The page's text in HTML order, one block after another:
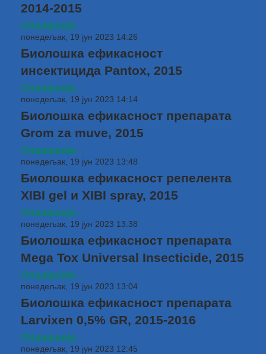
2014-2015
Опширније...
понедељак, 19 јун 2023 14:26
Биолошка ефикасност
инсектицида Pantox, 2015
Опширније...
понедељак, 19 јун 2023 14:14
Биолошка ефикасност препарата
Grom za muve, 2015
Опширније...
понедељак, 19 јун 2023 13:48
Биолошка ефикасност репелента
XIBI gel и XIBI spray, 2015
Опширније...
понедељак, 19 јун 2023 13:38
Биолошка ефикасност препарата
Mega Tox Universal Insecticide, 2015
Опширније...
понедељак, 19 јун 2023 13:04
Биолошка ефикасност препарата
Larvixen 0,5% GR, 2015-2016
Опширније...
понедељак, 19 јун 2023 12:45